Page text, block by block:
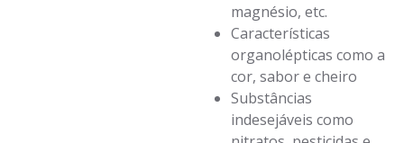
magnésio, etc.
Características
organolépticas como a
cor, sabor e cheiro
Substâncias
indesejáveis como